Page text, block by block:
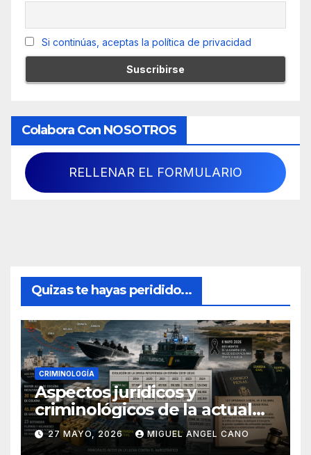
Si continúas, aceptas la política de privacidad
Colabora Con NOSOTROS
RELLENAR EL FORMULARIO
Quizas te hayas peridido...
CRIMINOLOGÍA
Aspectos jurídicos y
criminológicos de la actual
lucha contra el narcotráfico
en el sur de España
27 MAYO, 2026 MIGUEL ANGEL CANO